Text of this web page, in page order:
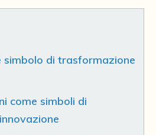
simbolo di trasformazione
come simboli di